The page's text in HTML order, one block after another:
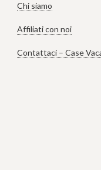
Chi siamo
Affiliati con noi
Contattaci – Case